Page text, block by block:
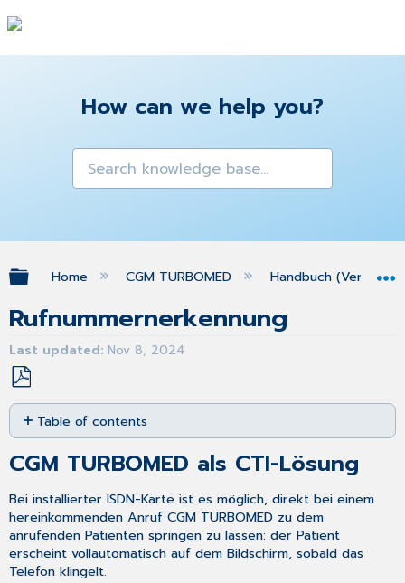
How can we help you?
Expand/collapse global hierarchy
Home CGM TURBOMED Handbuch (Version
Rufnummernerkennung
Last updated Nov 8, 2024
Save
as
PDF
Table of contents
TURBOMED
CTI-
Lösung
CGM TURBOMED als CTI-Lösung
Bei installierter ISDN-Karte ist es möglich, direkt bei einem
hereinkommenden Anruf CGM TURBOMED zu dem
anrufenden Patienten springen zu lassen: der Patient
erscheint vollautomatisch auf dem Bildschirm, sobald das
Telefon klingelt.